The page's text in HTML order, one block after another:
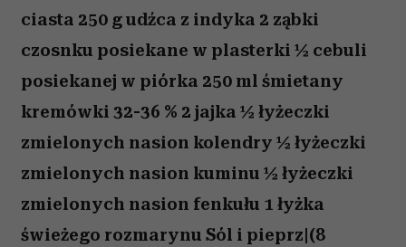
ciasta 250 g udźca z indyka 2 ząbki
czosnku posiekane w plasterki ½ cebuli
posiekanej w piórka 250 ml śmietany
kremówki 32-36 % 2 jajka ½ łyżeczki
zmielonych nasion kolendry ½ łyżeczki
zmielonych nasion kuminu ½ łyżeczki
zmielonych nasion fenkułu 1 łyżka
świeżego rozmarynu Sól i pieprz|(8